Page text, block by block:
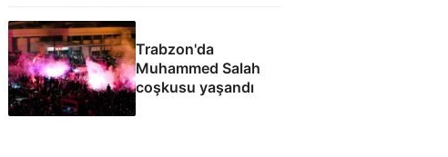
Trabzon'da
Muhammed Salah
coşkusu yaşandı